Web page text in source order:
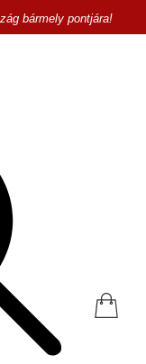
bármely pontjára!